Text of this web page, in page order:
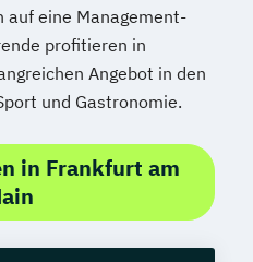
auf eine Management-
profitieren in
Angebot in den
und Gastronomie.
in Frankfurt am